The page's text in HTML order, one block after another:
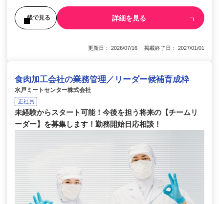
後で見る 詳細を見る
更新日： 2026/07/16 掲載終了日： 2027/01/01
食肉加工会社の業務管理／リーダー候補育成枠
水戸ミートセンター株式会社
正社員
未経験からスタート可能！今後を担う将来の【チームリ
ーダー】を募集します！勤務開始日応相談！